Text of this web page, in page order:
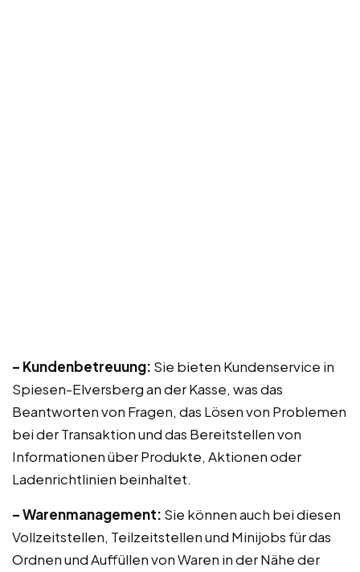
– Kundenbetreuung: Sie bieten Kundenservice in
Spiesen-Elversberg an der Kasse, was das
Beantworten von Fragen, das Lösen von Problemen
bei der Transaktion und das Bereitstellen von
Informationen über Produkte, Aktionen oder
Ladenrichtlinien beinhaltet.
– Warenmanagement: Sie können auch bei diesen
Vollzeitstellen, Teilzeitstellen und Minijobs für das
Ordnen und Auffüllen von Waren in der Nähe der